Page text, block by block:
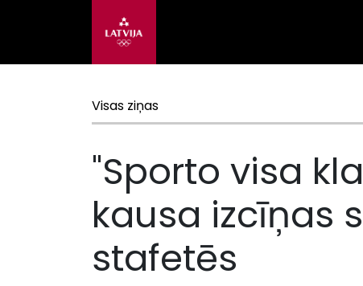
Visas ziņas
"Sporto visa
kausa izcīņas
stafetēs